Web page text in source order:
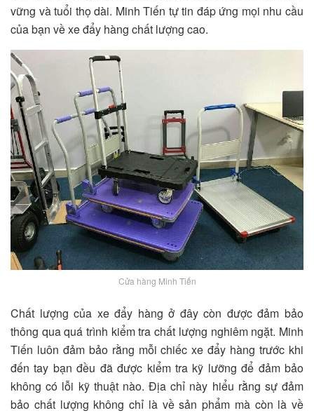
vững và tuổi thọ dài. Minh Tiến tự tin đáp ứng mọi nhu cầu
của bạn về xe đẩy hàng chất lượng cao.
Cửa hàng Minh Tiến
Chất lượng của xe đẩy hàng ở đây còn được đảm bảo
thông qua quá trình kiểm tra chất lượng nghiêm ngặt. Minh
Tiến luôn đảm bảo rằng mỗi chiếc xe đẩy hàng trước khi
đến tay bạn đều đã được kiểm tra kỹ lưỡng để đảm bảo
không có lỗi kỹ thuật nào. Địa chỉ này hiểu rằng sự đảm
bảo chất lượng không chỉ là về sản phẩm mà còn là về